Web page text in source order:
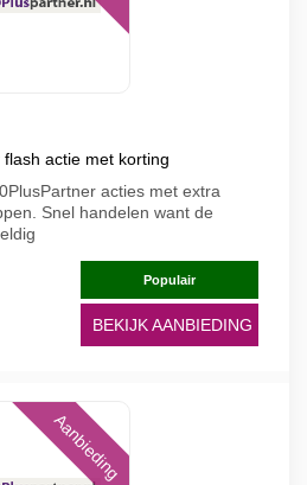
actie met korting
acties met extra
Snel handelen want de
Populair
BEKIJK AANBIEDING
Aanbieding